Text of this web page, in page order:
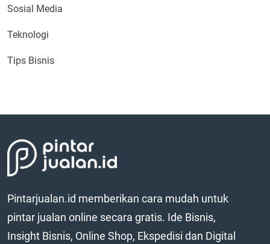
Sosial Media
Teknologi
Tips Bisnis
Pintarjualan.id memberikan cara mudah untuk
pintar jualan online secara gratis. Ide Bisnis,
Insight Bisnis, Online Shop, Ekspedisi dan Digital